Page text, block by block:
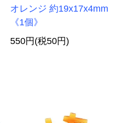
オレンジ 約19x17x4mm
《1個》
550円(税50円)